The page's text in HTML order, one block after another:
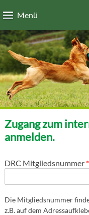
Menü
Zugang zum
anmelden.
DRC Mitgliedsnummer *
Die Mitgliedsnummer
z.B. auf dem